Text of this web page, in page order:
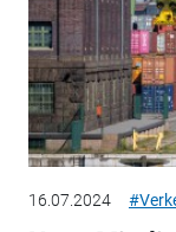
16.07.2024